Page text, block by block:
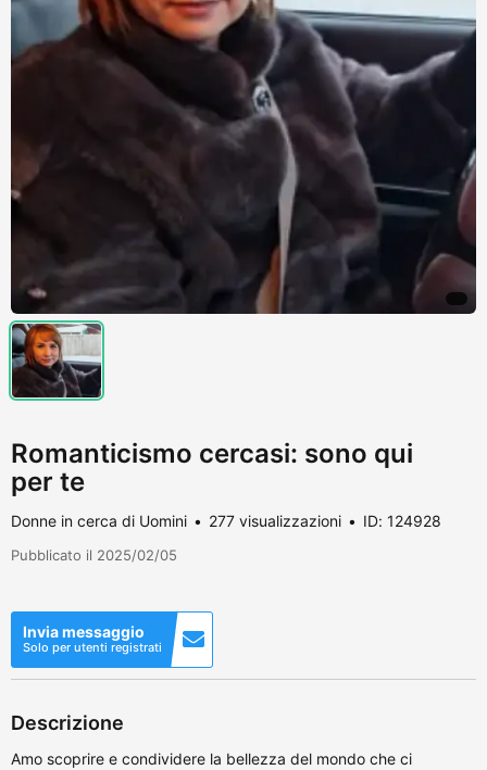
Romanticismo cercasi: sono qui
per te
Donne in cerca di Uomini 277 visualizzazioni ID: 124928
Pubblicato il 2025/02/05
Invia messaggio
Solo per utenti registrati
Descrizione
Amo scoprire e condividere la bellezza del mondo che ci